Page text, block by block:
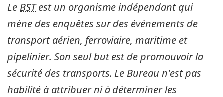
Le BSTest un organisme indépendant qui
mène des enquêtes sur des événements de
transport aérien, ferroviaire, maritime et
pipelinier. Son seul but est de promouvoir la
sécurité des transports. Le Bureau n'est pas
habilité à attribuer ni à déterminer les